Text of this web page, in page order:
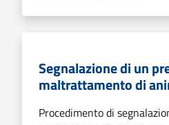
Segnalazione di un
maltrattamento di
Procedimento di